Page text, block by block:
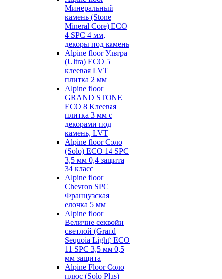
Минеральный
камень (Stone
Mineral Core) ECO
4 SPC 4 мм,
декоры под камень
Alpine floor Ультра
(Ultra) ECO 5
клеевая LVT
плитка 2 мм
Alpine floor
GRAND STONE
ECO 8 Клеевая
плитка 3 мм с
декорами под
камень, LVT
Alpine floor Соло
(Solo) ECO 14 SPC
3,5 мм 0,4 защита
34 класс
Alpine floor
Chevron SPC
Французская
елочка 5 мм
Alpine floor
Величие секвойи
светлой (Grand
Sequoia Light) ECO
11 SPC 3,5 мм 0,5
мм защита
Alpine Floor Соло
плюс (Solo Plus)